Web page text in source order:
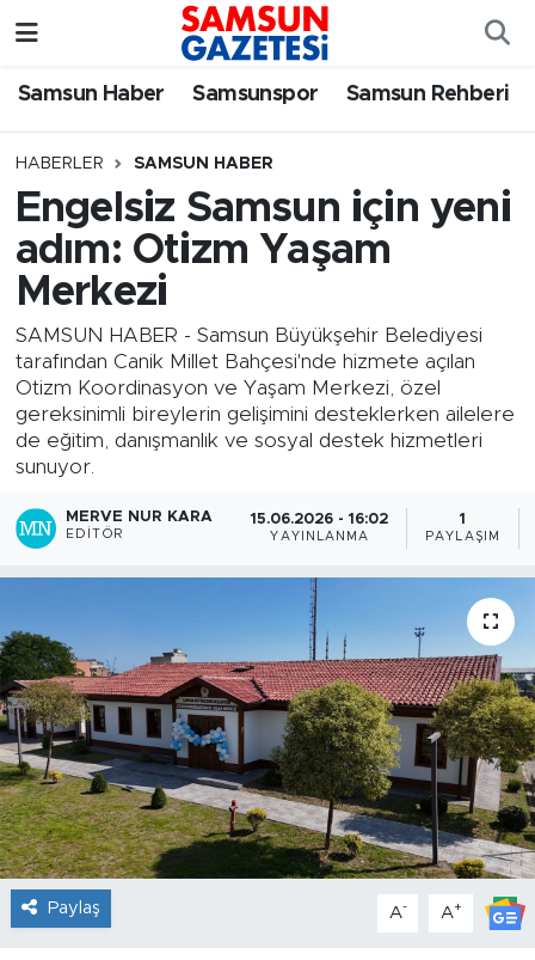
Samsun Haber Samsunspor Samsun Rehberi
HABERLER SAMSUN HABER
Engelsiz Samsun için yeni
adım: Otizm Yaşam
Merkezi
SAMSUN HABER - Samsun Büyükşehir Belediyesi
tarafından Canik Millet Bahçesi'nde hizmete açılan
Otizm Koordinasyon ve Yaşam Merkezi, özel
gereksinimli bireylerin gelişimini desteklerken ailelere
de eğitim, danışmanlık ve sosyal destek hizmetleri
sunuyor.
MERVE NUR KARA
EDITÖR
15.06.2026 - 16:02
YAYINLANMA
1
PAYLAŞIM
Paylaş A- A+
Samsun Haber
Samsun Rehberi
Resmi İlanlar
Samsun Nöbetçi Eczaneler
SAMSUN Namaz Vakitleri
Samsun Trafik Yoğunluk Haritası
Süper Lig Puan Durumu ve Fikstür
Tüm Manşetler
Son Dakika Haberleri
Haber Arşivi